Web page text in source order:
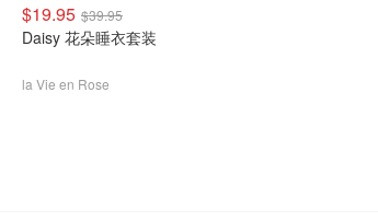
$19.95 $39.95
Daisy 花朵睡衣套装
la Vie en Rose